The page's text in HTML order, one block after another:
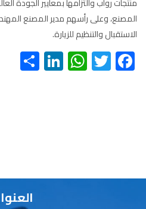
المصنع، وعلى رأسهم مدير المصنع
الاستقبال والتنظيم للزيارة.
Facebook
Twitter
WhatsApp